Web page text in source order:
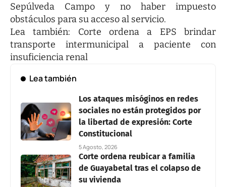
Sepúlveda Campo y no haber impuesto
obstáculos para su acceso al servicio.
Lea también: Corte ordena a EPS brindar
transporte intermunicipal a paciente con
insuficiencia renal
Lea también
Los ataques misóginos en redes
sociales no están protegidos por
la libertad de expresión: Corte
Constitucional
5 Agosto, 2026
Corte ordena reubicar a familia
de Guayabetal tras el colapso de
su vivienda